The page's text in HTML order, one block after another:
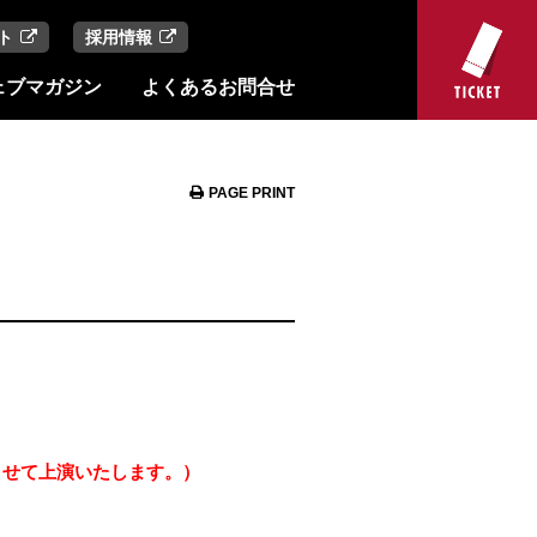
採用情報
ブマガジン よくあるお問合せ
PAGE PRINT
て上演いたします。）